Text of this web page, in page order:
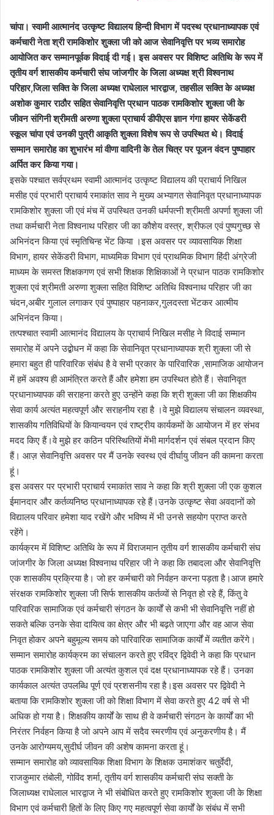
चांपा। स्वामी आत्मानंद उत्कृष्ट विद्यालय हिन्दी विभाग में पदस्थ प्रधानाध्यापक एवं
कर्मचारी नेता श्री रामकिशोर शुक्ला जी को आज सेवानिवृत्ति पर भव्य समारोह
आयोजित कर सम्मानपूर्वक विदाई दी गई। इस अवसर पर विशिष्ट अतिथि के रूप में
तृतीय वर्ग शासकीय कर्मचारी संघ जांजगीर के जिला अध्यक्ष श्री विश्वनाथ
परिहार,जिला सक्ति के जिला अध्यक्ष राधेलाल भारद्वाज, तहसील सक्ति के अध्यक्ष
अशोक कुमार राठौर सहित सेवानिवृत्ति प्रधान पाठक रामकिशोर शुक्ला जी के
जीवन संगिनी श्रीमती अरुणा शुक्ला प्राचार्य डीपीएस ज्ञान गंगा हायर सेकेंडरी
स्कूल चांपा एवं उनकी पुत्री आकृति शुक्ला विशेष रूप से उपस्थित थे। विदाई
सम्मान समारोह का शुभारंभ मां वीणा वादिनी के तेल चित्र पर पूजन वंदन पुष्पाहार
अर्पित कर किया गया।
इसके पश्चात सर्वप्रथम स्वामी आत्मानंद उत्कृष्ट विद्यालय की प्राचार्य निखिल
मसीह एवं प्रभारी प्राचार्य रमाकांत साव ने मुख्य अभ्यागत सेवानिवृत प्रधानाध्यापक
रामकिशोर शुक्ला जी एवं मंच में उपस्थित उनकी धर्मपत्नी श्रीमती अपर्णा शुक्ला जी
तथा कर्मचारी नेता विश्वनाथ परिहार जी का कौशेय वस्त्र, श्रीफल एवं पुष्पगुच्छ से
अभिनंदन किया एवं स्मृतिचिन्ह भेंट किया ।इस अवसर पर व्यावसायिक शिक्षा
विभाग, हायर सेकेंडरी विभाग, माध्यमिक विभाग एवं प्राथमिक विभाग हिंदी अंग्रेजी
माध्यम के समस्त शिक्षकगण एवं सभी शिक्षक शिक्षिकाओं ने प्रधान पाठक रामकिशोर
शुक्ला एवं श्रीमती अरुणा शुक्ला सहित विशिष्ट अतिथि विश्वनाथ परिहार जी का
चंदन,अबीर गुलाल लगाकर एवं पुष्पाहार पहनाकर,गुलदस्ता भेंटकर आत्मीय
अभिनंदन किया।
तत्पश्चात स्वामी आत्मानंद विद्यालय के प्राचार्य निखिल मसीह ने विदाई सम्मान
समारोह में अपने उद्बोधन में कहा कि सेवानिवृत प्रधानाध्यापक श्री शुक्ला जी से
हमारा बहुत ही पारिवारिक संबंध है वे सभी प्रकार के पारिवारिक ,सामाजिक आयोजन
में हमें अवश्य ही आमंत्रित करते हैं और हमेशा हम उपस्थित होते हैं। सेवानिवृत
प्रधानाध्यापक की सराहना करते हुए उन्होंने कहा कि श्री शुक्ला जी का शिक्षकीय
सेवा कार्य अत्यंत महत्वपूर्ण और सराहनीय रहा है ।वे मुझे विद्यालय संचालन व्यवस्था,
शासकीय गतिविधियों के कियान्वयन एवं राष्ट्रीय कार्यकमों के आयोजन में हर संभव
मदद किए हैं।वे मुझे हर कठिन परिस्थितियों मेंभी मार्गदर्शन एवं संबल प्रदान किए
हैं। आज़ सेवानिवृत्ति अवसर पर मैं उनके स्वस्थ एवं दीर्घायु जीवन की कामना करता
हूं।
इस अवसर पर प्रभारी प्राचार्य रमाकांत साव ने कहा कि श्री शुक्ला जी एक कुशल
ईमानदार और कर्तव्यनिष्ठ प्रधानाध्यापक रहे हैं।उनके उत्कृष्ट सेवा अवदानों को
विद्यालय परिवार हमेशा याद रखेंगे और भविष्य में भी उनसे सहयोग प्राप्त करते
रहेंगे।
कार्यक्रम में विशिष्ट अतिथि के रूप में विराजमान तृतीय वर्ग शासकीय कर्मचारी संघ
जांजगीर के जिला अध्यक्ष विश्वनाथ परिहार जी ने कहा कि तबादला और सेवानिवृत्ति
एक शासकीय प्रक्रिया है। जो हर कर्मचारी को निर्वहन करना पड़ता है।आज हमारे
संरक्षक रामकिशोर शुक्ला जी सिर्फ शासकीय कर्तव्यों से निवृत हो रहे हैं, किंतु वे
पारिवारिक सामाजिक एवं कर्मचारी संगठन के कार्यों से कभी भी सेवानिवृत्ति नहीं हो
सकते बल्कि उनके सेवा दायित्व का क्षेत्र और भी बढ़ते जाएगा और वह आज सेवा
निवृत होकर अपने बहुमूल्य समय को पारिवारिक सामाजिक कार्यों में व्यतीत करेंगे।
सम्मान समारोह कार्यक्रम का संचालन करते हुए रविंद्र द्विवेदी ने कहा कि प्रधान
पाठक रामकिशोर शुक्ला जी अत्यंत कुशल एवं दक्ष प्रधानाध्यापक रहे हैं। उनका
कार्यकाल अत्यंत उपलब्धि पूर्ण एवं प्रशसनीय रहा है।इस अवसर पर द्विवेदी ने
बताया कि रामकिशोर शुक्ला जी को शिक्षा विभाग में सेवा करते हुए 42 वर्ष से भी
अधिक हो गया है। शिक्षकीय कार्यों के साथ ही वे कर्मचारी संगठन के कार्यों का भी
निरंतर निर्वहन किया है जो अपने आप में सदैव स्मरणीय एवं अनुकरणीय है। मैं
उनके आरोग्यमय,सुदीर्घ जीवन की अशेष कामना करता हूं।
सम्मान समारोह को व्यावसायिक शिक्षा विभाग के शिक्षक उमाशंकर चतुर्वेदी,
राजकुमार तंबोली, गोविंद शर्मा, तृतीय वर्ग शासकीय कर्मचारी संघ सक्ती के
जिलाध्यक्ष राधेलाल भारद्वाज ने भी संबोधित करते हुए रामकिशोर शुक्ला जी के शिक्षा
विभाग एवं कर्मचारी हितों के लिए किए गए महत्वपूर्ण सेवा कार्यों के संबंध में सभी